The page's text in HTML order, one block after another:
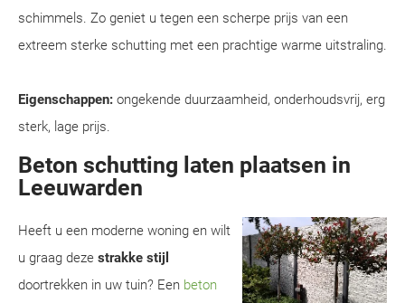
schimmels. Zo geniet u tegen een scherpe prijs van een
extreem sterke schutting met een prachtige warme uitstraling.
Eigenschappen: ongekende duurzaamheid, onderhoudsvrij, erg
sterk, lage prijs.
Beton schutting laten plaatsen in
Leeuwarden
Heeft u een moderne woning en wilt
u graag deze strakke stijl
doortrekken in uw tuin? Een beton